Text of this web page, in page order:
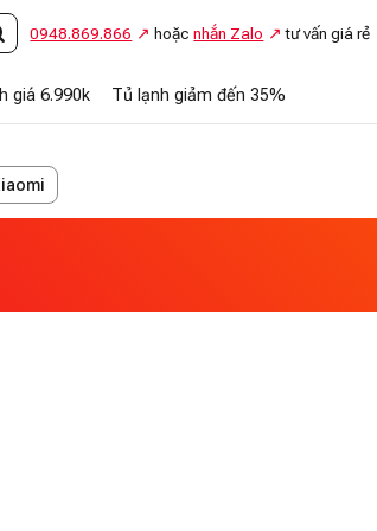
0948.869.866 hoặcnhắn Zalo tư vấn giá rẻ
giá 6.990k Tủ lạnh giảm đến 35%